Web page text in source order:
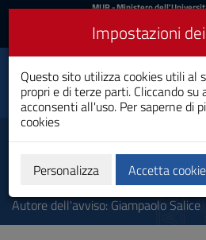
Vai
al
navigazione
del
sito
MIUR
Accedi
MUR- Ministero
Accedi UniCA
Toggle
navigation
Università
Studi di
SPOSTAMENTO
9 luglio
Autore dell'avviso: Giampaolo Salice
Impostazioni
Questo sito utilizza cookies utili al
propri e di terze parti. Cliccando su
acconsenti all'uso. Per saperne di
cookies
Personalizza Accetta